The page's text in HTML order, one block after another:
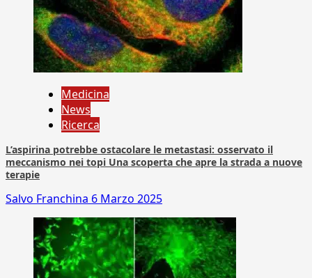
Medicina
News
Ricerca
L’aspirina potrebbe ostacolare le metastasi: osservato il
meccanismo nei topi Una scoperta che apre la strada a nuove
terapie
Salvo Franchina 6 Marzo 2025